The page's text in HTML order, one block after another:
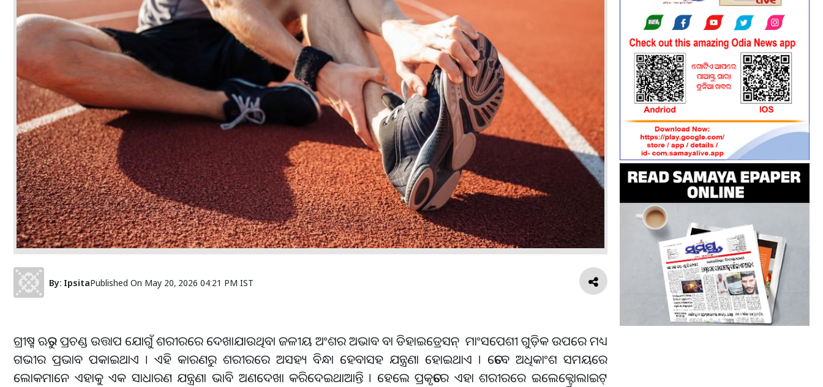
By: IpsitaPublished On May 20, 2026 04:21 PM IST
ଗ୍ରୀଷ୍ମ ଋତୁର ପ୍ରଚଣ୍ଡ ଉତ୍ତାପ ଯୋଗୁଁ ଶରୀରରେ ଦେଖାଯାଉଥିବା ଜଳୀୟ ଅଂଶର ଅଭାବ ବା ଡିହାଇଡ୍ରେସନ୍ ମାଂସପେଶୀ ଗୁଡ଼ିକ ଉପରେ ମଧ୍ୟ
ଗଭୀର ପ୍ରଭାବ ପକାଇଥାଏ । ଏହି କାରଣରୁ ଶରୀରରେ ଅସହ୍ୟ ବିନ୍ଧା ହେବାସହ ଯନ୍ତ୍ରଣା ହୋଇଥାଏ । ତେବେ ଅଧିକାଂଶ ସମୟରେ
ଲୋକମାନେ ଏହାକୁ ଏକ ସାଧାରଣ ଯନ୍ତ୍ରଣା ଭାବି ଅଣଦେଖା କରିଦେଇଥାଆନ୍ତି । ହେଲେ ପ୍ରକୃତରେ ଏହା ଶରୀରରେ ଇଲେକ୍ଟ୍ରୋଲାଇଟ୍